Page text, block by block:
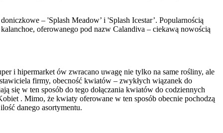
– 'Splash Meadow’ i 'Splash Icestar’. Popularnością
oferowanego pod nazw Calandiva – ciekawą nowością
i hipermarket ów zwracano uwagę nie tylko na same rośliny, ale
firmy, obecność kwiatów – zwykłych wiązanek do
się w ten sposób do tego dołączania kwiatów do codziennych
. Mimo, że kwiaty oferowane w ten sposób obecnie pochodzą
danego asortymentu.